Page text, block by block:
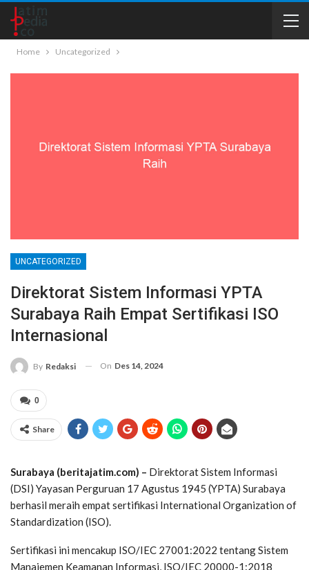
Home Uncategorized
UNCATEGORIZED
Direktorat Sistem Informasi YPTA
Surabaya Raih Empat Sertifikasi ISO
Internasional
By Redaksi On Des 14, 2024
0
Share
Surabaya (beritajatim.com) – Direktorat Sistem Informasi
(DSI) Yayasan Perguruan 17 Agustus 1945 (YPTA) Surabaya
berhasil meraih empat sertifikasi International Organization of
Standardization (ISO).
Sertifikasi ini mencakup ISO/IEC 27001:2022 tentang Sistem
Manajemen Keamanan Informasi, ISO/IEC 20000-1:2018